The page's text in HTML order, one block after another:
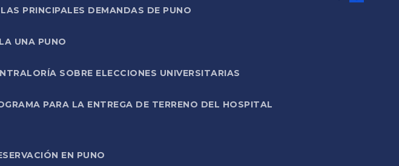
PRINCIPALES DEMANDAS DE PUNO
UNA PUNO
SOBRE ELECCIONES UNIVERSITARIAS
PARA LA ENTREGA DE TERRENO DEL HOSPITAL
EN PUNO